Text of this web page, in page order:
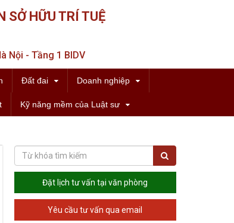
SỞ HỮU TRÍ TUỆ
Nội - Tầng 1 BIDV
Đất đai Doanh nghiệp
Kỹ năng mềm của Luật sư
Đặt lịch tư vấn tại văn phòng
Yêu cầu tư vấn qua email